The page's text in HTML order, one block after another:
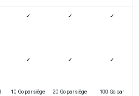
✓ ✓ ✓
✓ ✓ ✓
10 Go par siège 20 Go par siège 100 Go par